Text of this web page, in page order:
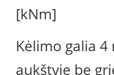
[kNm]
Kėlimo galia 4
aukštyje be